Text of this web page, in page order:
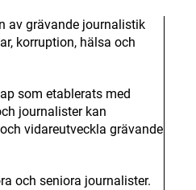
av grävande journalistik
korruption, hälsa och
som etablerats med
journalister kan
vidareutveckla grävande
och seniora journalister.